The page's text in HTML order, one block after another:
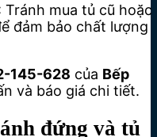
Tránh mua tủ cũ hoặc
đảm bảo chất lượng
145-628 của Bếp
và báo giá chi tiết.
đứng và tủ